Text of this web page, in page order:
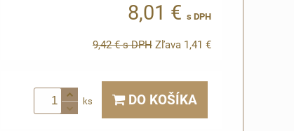
8,01 € s DPH
9,42 € s DPH Zľava 1,41 €
ks DO KOŠÍKA